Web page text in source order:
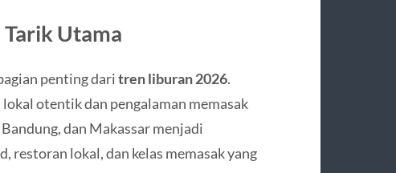
Utama
penting daritren liburan 2026.
otentik dan pengalaman memasak
dan Makassar menjadi
restoran lokal, dan kelas memasak yang